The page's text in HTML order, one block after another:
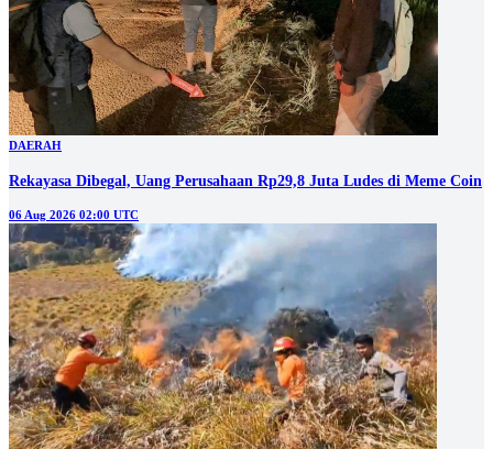
DAERAH
Rekayasa Dibegal, Uang Perusahaan Rp29,8 Juta Ludes di Meme Coin
06 Aug 2026 02:00 UTC